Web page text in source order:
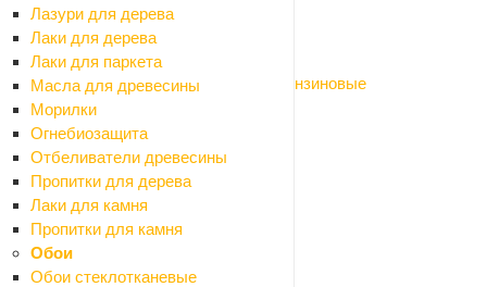
Лазури для дерева
Лаки для дерева
Лаки для паркета
Масла для древесины
Морилки
Огнебиозащита
Отбеливатели древесины
Пропитки для дерева
Лаки для камня
Пропитки для камня
Обои
Обои стеклотканевые
Крепежный электроинструмент
Лобзики
Миксеры строительные
Мотобуры, мотопомпы, виброплиты бензиновые
Мультитулы
Наборы электроинструмента
Ножницы по металлу эл.
Отбойные молотки
Отвертки аккумуляторные
Перфораторы
Пилы
Плиткорезы дисковые ручные